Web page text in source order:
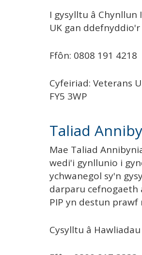
I gysylltu â Chynllun
UK gan
Ffôn: 0808 191 4218
Cyfeiriad: Veterans
FY5 3WP
Taliad
Mae Taliad
wedi'i gynllunio i
ychwanegol sy'n
darparu cefnogaeth
PIP yn destun
Cysylltu â Hawliadau